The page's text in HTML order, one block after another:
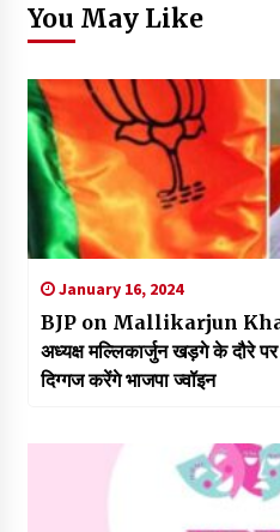
You May Like
January 16, 2024
BJP on Mallikarjun
अध्यक्ष मल्लिकार्जुन खड़गे के दौरे
दिग्गज करेंगे भाजपा ज्वॉइन